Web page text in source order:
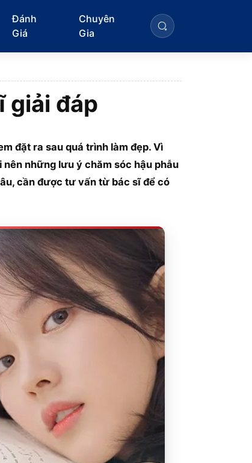
Đánh
Giá
Chuyên
Gia
giải đáp
đặt ra sau quá trình làm đẹp. Vì
những lưu ý chăm sóc hậu phẫu
cần được tư vấn từ bác sĩ để có